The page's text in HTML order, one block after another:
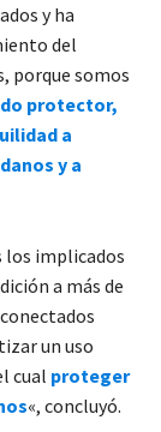
y ha
del
porque somos
protector,
a
y a
los implicados
a más de
un uso
cual proteger
«, concluyó.